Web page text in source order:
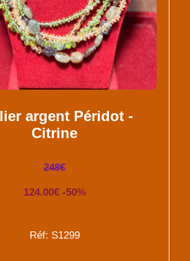
argent Péridot -
Citrine
248€
124.00€ -50%
Réf: S1299